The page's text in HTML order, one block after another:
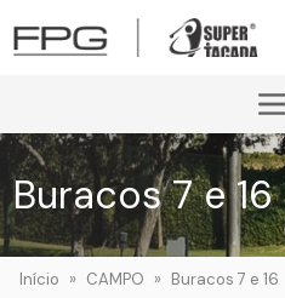
Buracos 7 e 16
Início » CAMPO » Buracos 7 e 16